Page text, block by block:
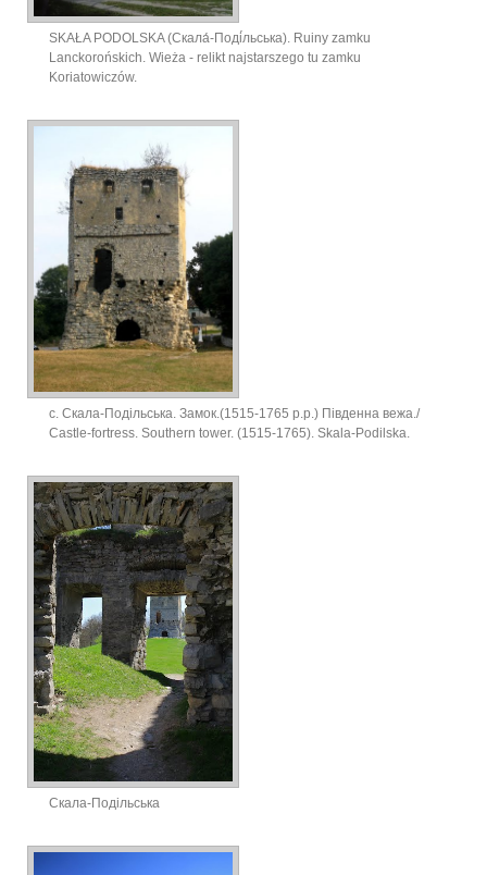
SKAŁA PODOLSKA (Скала́-Поді́льська). Ruiny zamku
Lanckorońskich. Wieża - relikt najstarszego tu zamku
Koriatowiczów.
с. Скала-Подільська. Замок.(1515-1765 р.р.) Південна вежа./
Castle-fortress. Southern tower. (1515-1765). Skala-Podilska.
Скала-Подільська